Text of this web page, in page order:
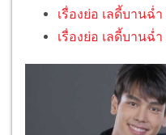
เรื่องย่อ เลดี้บานฉ่ำ
เรื่องย่อ เลดี้บานฉ่